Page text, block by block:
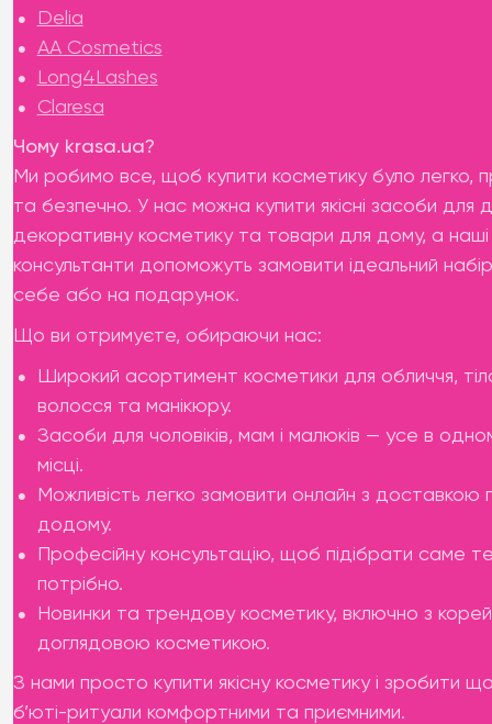
Delia
AA Cosmetics
Long4Lashes
Claresa
Чому krasa.ua?
Ми робимо все, щоб купити косметику було легко,
та безпечно. У нас можна купити якісні засоби для
декоративну косметику та товари для дому, а наші
консультанти допоможуть замовити ідеальний
себе або на подарунок.
Що ви отримуєте, обираючи нас:
Широкий асортимент косметики для обличчя,
волосся та манікюру.
Засоби для чоловіків, мам і малюків — усе в
місці.
Можливість легко замовити онлайн з доставкою
додому.
Професійну консультацію, щоб підібрати саме
потрібно.
Новинки та трендову косметику, включно з
доглядовою косметикою.
З нами просто купити якісну косметику і зробити
б’юті-ритуали комфортними та приємними.